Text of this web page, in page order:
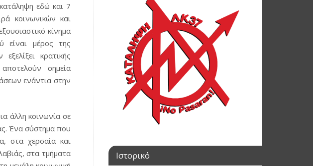
εδώ και 7
κοινωνικών και
κίνημα
είναι μέρος της
κρατικής
σημεία
ενάντια στην
άλλη κοινωνία σε
Ένα σύστημα που
στα χερσαία και
στα τμήματα
Ιστορικό